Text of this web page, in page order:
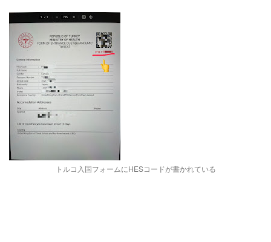
トルコ入国フォームにHESコードが書かれている